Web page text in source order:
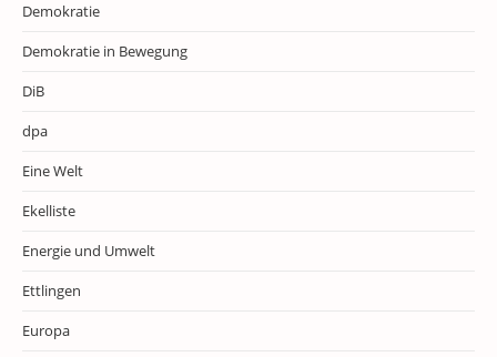
Demokratie
Demokratie in Bewegung
DiB
dpa
Eine Welt
Ekelliste
Energie und Umwelt
Ettlingen
Europa